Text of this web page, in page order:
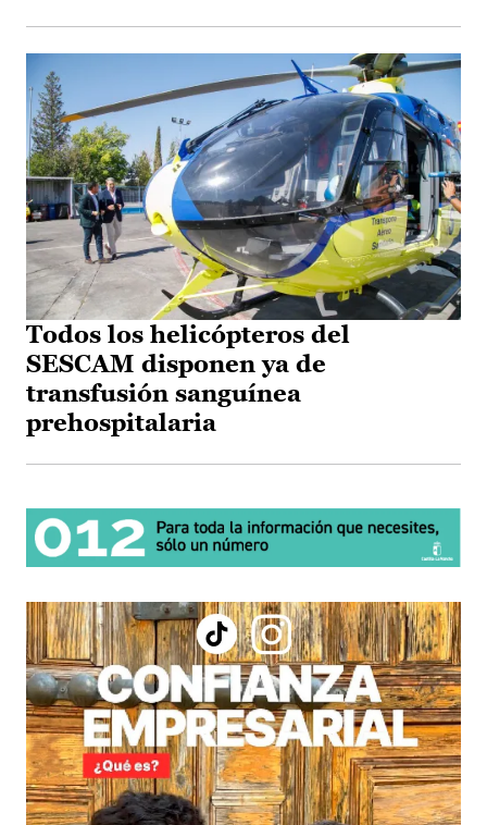
Todos los helicópteros del
SESCAM disponen ya de
transfusión sanguínea
prehospitalaria